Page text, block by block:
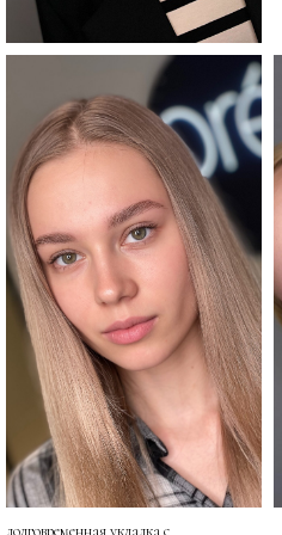
долговременная укладка с